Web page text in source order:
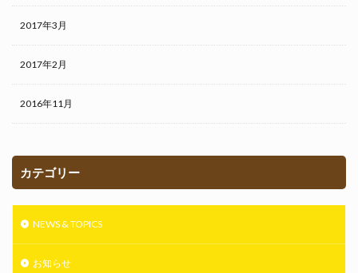
2017年3月
2017年2月
2016年11月
カテゴリー
NEWS & TOPICS
お知らせ